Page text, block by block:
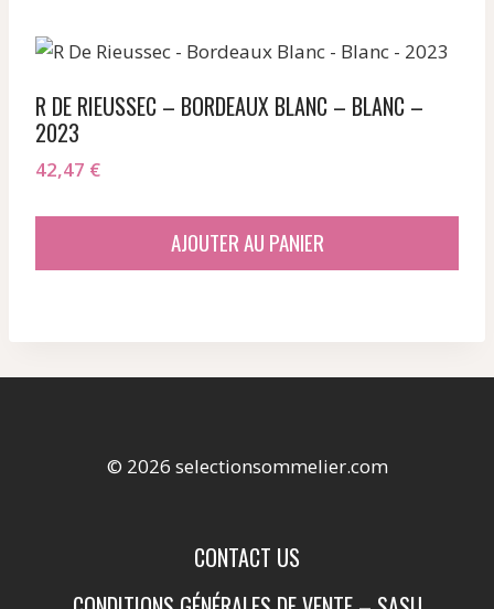
R DE RIEUSSEC – BORDEAUX BLANC – BLANC –
2023
42,47 €
AJOUTER AU PANIER
© 2026 selectionsommelier.com
CONTACT US